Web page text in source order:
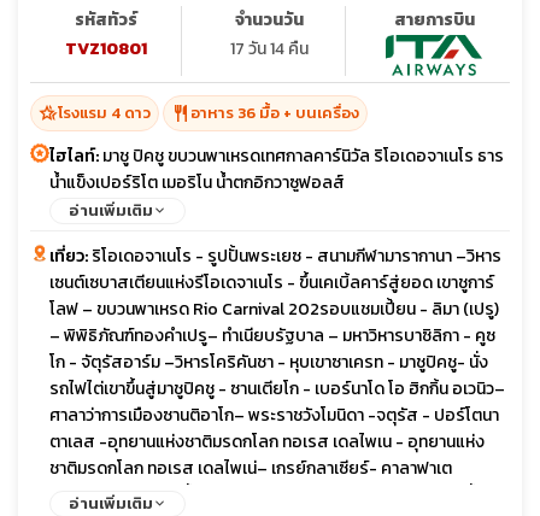
รหัสทัวร์
TVZ10801
จำนวนวัน
17 วัน 14 คืน
สายการบิน
hotel_classโรงแรม 4 ดาว restaurant อาหาร 36 มื้อ + บนเครื่อง
ไฮไลท์:มาชู ปิคชู ขบวนพาเหรดเทศกาลคาร์นิวัล ริโอเดอจาเนโร ธาร
น้ำแข็งเปอร์ริโต เมอริโน น้ำตกอิกวาซูฟอลส์
อ่านเพิ่มเติม
เที่ยว:ริโอเดอจาเนโร - รูปปั้นพระเยซ - สนามกีฬามารากานา –วิหาร
เซนต์เซบาสเตียนแห่งรีโอเดจาเนโร - ขึ้นเคเบิ้ลคาร์สู่ยอด เขาชูการ์
โลฟ – ขบวนพาเหรด Rio Carnival 202รอบแชมเปี้ยน - ลิมา (เปรู)
– พิพิธิภัณฑ์ทองคำเปรู– ทำเนียบรัฐบาล – มหาวิหารบาซิลิกา - คูซ
โก - จัตุรัสอาร์ม –วิหารโคริคันชา - หุบเขาซาเครท - มาชูปิคชู- นั่ง
รถไฟไต่เขาขึ้นสู่มาชูปิคชู - ซานเตียโก - เบอร์นาโด โอ ฮิกกิ้น อเวนิว–
ศาลาว่าการเมืองซานติอาโก– พระราชวังโมนิดา -จตุรัส - ปอร์โตนา
ตาเลส -อุทยานแห่งชาติมรดกโลก ทอเรส เดลไพเน - อุทยานแห่ง
ชาติมรดกโลก ทอเรส เดลไพเน่– เกรย์กลาเซียร์- คาลาฟาเต
(อาร์เจนตินา) - ธารน้ำแข็งเปอร์ริโตเมอร์ริโน -ล่องเรือชมธารน้ำ
อ่านเพิ่มเติม